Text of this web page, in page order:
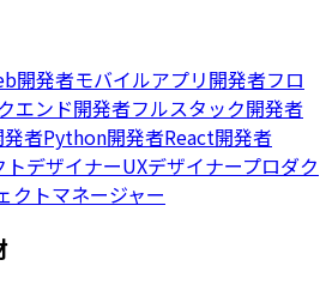
開発者モバイルアプリ開発者フロ
エンド開発者フルスタック開発者
発者Python開発者React開発者
トデザイナーUXデザイナープロダク
クトマネージャー